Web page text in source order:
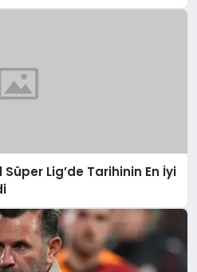
Lig’de Tarihinin En İyi